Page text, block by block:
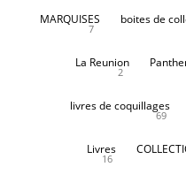
MARQUISES
7
boites de
La Reunion
2
livres de coquillages
69
Livres
16